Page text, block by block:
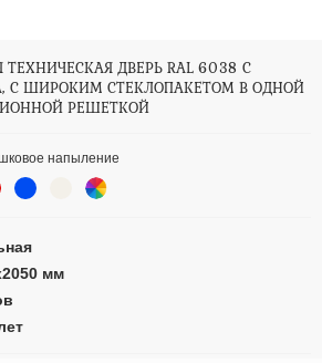
ДВЕРЬ RAL 6038 С
С ШИРОКИМ СТЕКЛОПАКЕТОМ В ОДНОЙ
РЕШЕТКОЙ
напыление
мм